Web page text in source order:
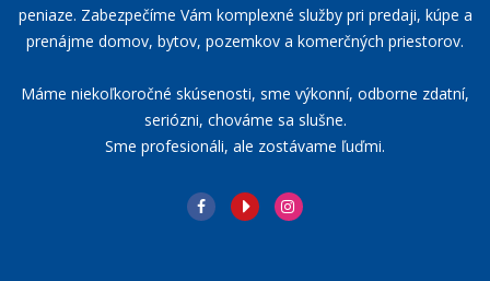
peniaze. Zabezpečíme Vám komplexné služby pri predaji, kúpe a
prenájme domov, bytov, pozemkov a komerčných priestorov.
Máme niekoľkoročné skúsenosti, sme výkonní, odborne zdatní,
seriózni, chováme sa slušne.
Sme profesionáli, ale zostávame ľuďmi.